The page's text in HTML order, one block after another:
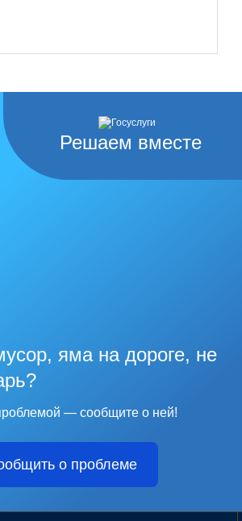
Решаем вместе
яма на дороге, не
— сообщите о ней!
о проблеме